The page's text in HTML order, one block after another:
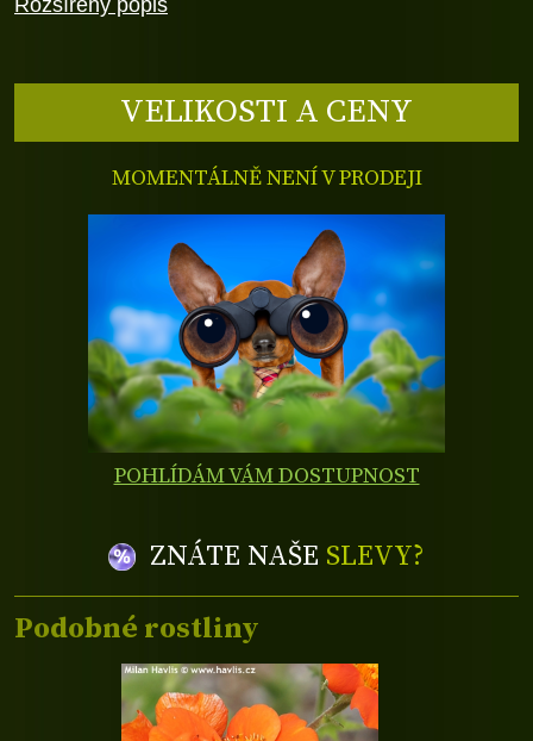
VELIKOSTI A CENY
MOMENTÁLNĚ NENÍ V PRODEJI
POHLÍDÁM VÁM DOSTUPNOST
ZNÁTE NAŠE SLEVY?
Podobné rostliny